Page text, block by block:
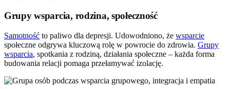
Grupy wsparcia, rodzina, społeczność
Samotność to paliwo dla depresji. Udowodniono, że wsparcie
społeczne odgrywa kluczową rolę w powrocie do zdrowia. Grupy
wsparcia, spotkania z rodziną, działania społeczne – każda forma
budowania relacji pomaga przełamywać izolację.